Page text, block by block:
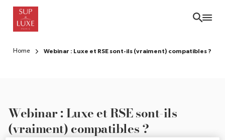
Skip
main
Home Webinar : Luxe et RSE sont-ils (vraiment) compatibles ?
Webinar : Luxe et RSE sont-ils
(vraiment) compatibles ?